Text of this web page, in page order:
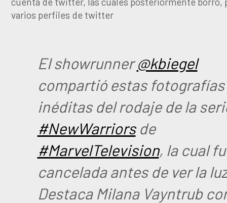
varios perfiles de twitter
El showrunner@kbiegel
compartió estas fotografías
inéditas del rodaje de la
#NewWarriorsde
#MarvelTelevision, la cual
cancelada antes de ver la
Destaca Milana Vayntrub